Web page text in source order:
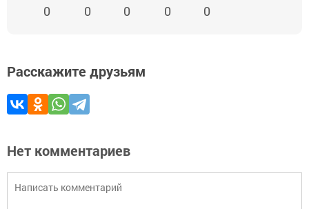
0 0 0 0 0
Расскажите друзьям
Нет комментариев